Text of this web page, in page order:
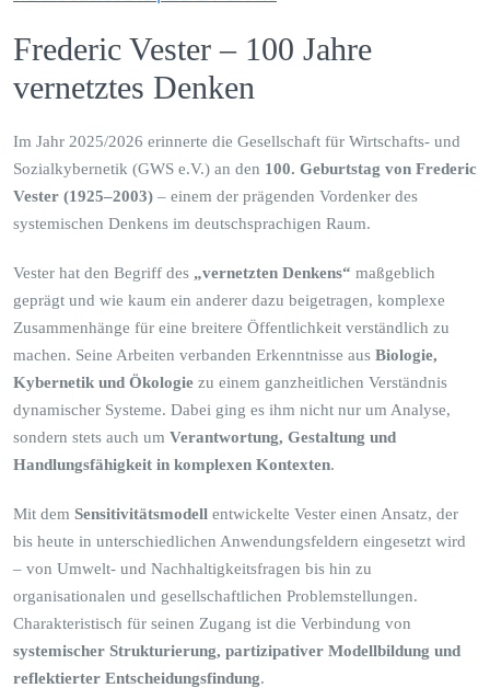
Frederic Vester – 100 Jahre
vernetztes Denken
Im Jahr 2025/2026 erinnerte die Gesellschaft für Wirtschafts- und
Sozialkybernetik (GWS e.V.) an den 100. Geburtstag von Frederic
Vester (1925–2003) – einem der prägenden Vordenker des
systemischen Denkens im deutschsprachigen Raum.
Vester hat den Begriff des „vernetzten Denkens“ maßgeblich
geprägt und wie kaum ein anderer dazu beigetragen, komplexe
Zusammenhänge für eine breitere Öffentlichkeit verständlich zu
machen. Seine Arbeiten verbanden Erkenntnisse aus Biologie,
Kybernetik und Ökologie zu einem ganzheitlichen Verständnis
dynamischer Systeme. Dabei ging es ihm nicht nur um Analyse,
sondern stets auch um Verantwortung, Gestaltung und
Handlungsfähigkeit in komplexen Kontexten.
Mit dem Sensitivitätsmodell entwickelte Vester einen Ansatz, der
bis heute in unterschiedlichen Anwendungsfeldern eingesetzt wird
– von Umwelt- und Nachhaltigkeitsfragen bis hin zu
organisationalen und gesellschaftlichen Problemstellungen.
Charakteristisch für seinen Zugang ist die Verbindung von
systemischer Strukturierung, partizipativer Modellbildung und
reflektierter Entscheidungsfindung.